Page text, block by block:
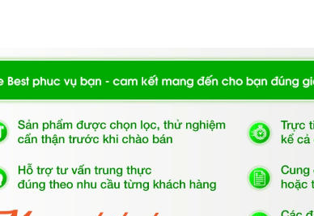
minh họa
cung cấp thông số độ ồn được tính bằng decibel
hoạt động êm ái với độ ồn ở mức lý tưởng – không